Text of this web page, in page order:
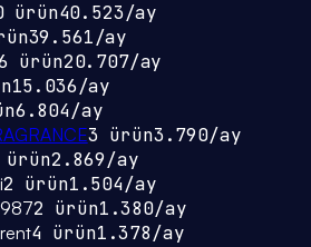
ürün40.523/ay
39.561/ay
ürün20.707/ay
15.036/ay
6.804/ay
3 ürün3.790/ay
ürün2.869/ay
2 ürün1.504/ay
2 ürün1.380/ay
4 ürün1.378/ay